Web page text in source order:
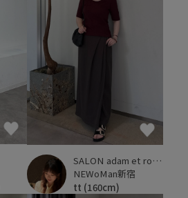
SALON adam et ropé
NEWoMan新宿
tt (160cm)